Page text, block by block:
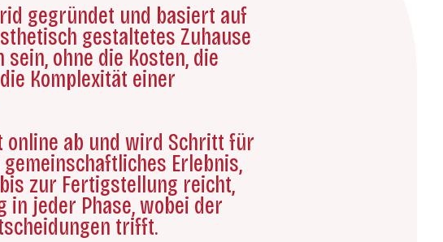
gegründet und basiert auf
gestaltetes Zuhause
ohne die Kosten, die
Komplexität einer
online ab und wird Schritt für
Erlebnis,
zur Fertigstellung reicht,
jeder Phase, wobei der
trifft.